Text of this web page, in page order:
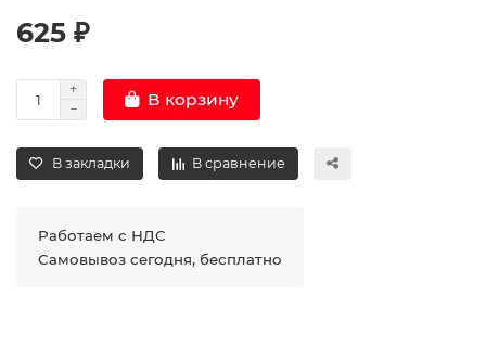
625 ₽
В корзину
В закладки В сравнение
Работаем с НДС
Самовывоз сегодня, бесплатно